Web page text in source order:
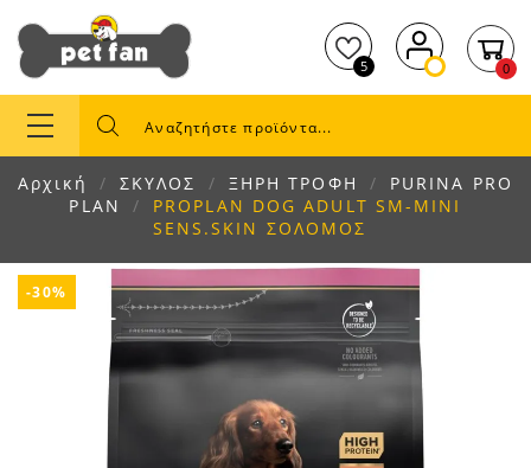
5 0
Αρχική ΣΚΥΛΟΣ ΞΗΡΗ ΤΡΟΦΗ
PURINA PRO
PLAN
PROPLAN DOG ADULT SM-MINI
SENS.SKIN ΣΟΛΟΜΟΣ
-30%